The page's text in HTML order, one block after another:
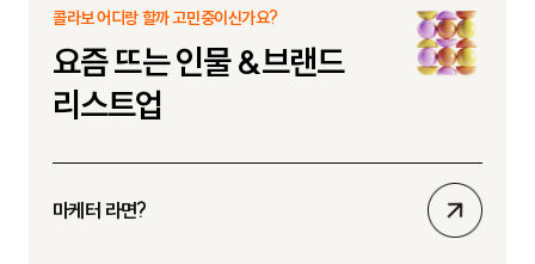
기
콜라보 어디랑 할까 고민중이신가요?
요즘 뜨는 인물 &브랜드
리스트업
마케터 라면?
상
세